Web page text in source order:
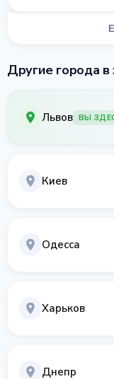
Другие города в
Львов ВЫ
Киев
Одесса
Харьков
Днепр